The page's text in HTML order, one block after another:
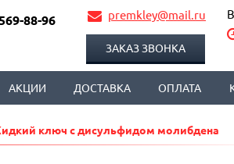
88-96 premkley@mail.ru
ЗАКАЗ ЗВОНКА
АКЦИИ ДОСТАВКА ОПЛАТА
ключ с дисульфидом молибдена